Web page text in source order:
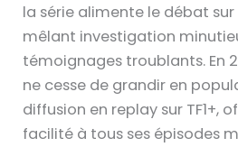
la série alimente le débat
mêlant investigation
témoignages troublants. En
ne cesse de grandir en
diffusion en replay sur TF1+,
facilité à tous ses épisodes